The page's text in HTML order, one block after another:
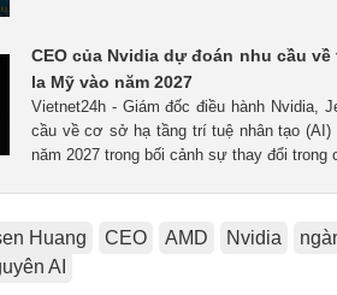
CEO của Nvidia dự đoán nhu cầu
la Mỹ vào năm 2027
Vietnet24h - Giám đốc điều hành Nvidia,
cầu về cơ sở hạ tầng trí tuệ nhân tạo
năm 2027 trong bối cảnh sự thay đổi trong
Huang CEO AMD Nvidia
AI